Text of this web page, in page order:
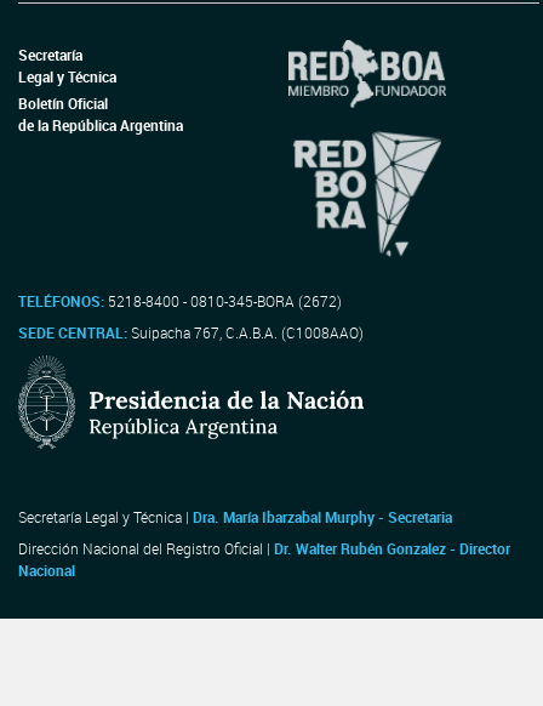
Secretaría
Legal y Técnica
Boletín Oficial
de la República Argentina
TELÉFONOS: 5218-8400 - 0810-345-BORA (2672)
SEDE CENTRAL:Suipacha 767, C.A.B.A. (C1008AAO)
Secretaría Legal y Técnica | Dra. María Ibarzabal Murphy - Secretaria
Dirección Nacional del Registro Oficial | Dr. Walter Rubén Gonzalez - Director
Nacional